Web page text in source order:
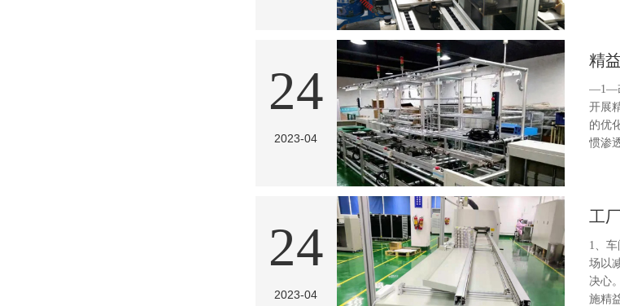
24
2023-04
精
—1—
开展
的优
惯渗
24
2023-04
工
1、
场以
决心
施精